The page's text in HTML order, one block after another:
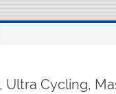
Ultra Cycling,